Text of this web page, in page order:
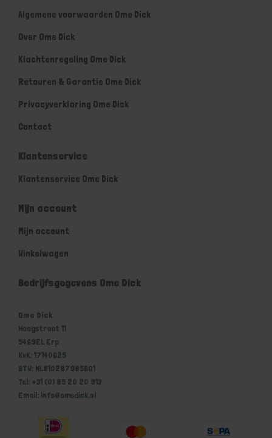
Algemene voorwaarden Ome Dick
Over Ome Dick
Klachtenregeling Ome Dick
Retouren & Garantie Ome Dick
Privacyverklaring Ome Dick
Contact
Klantenservice
Klantenservice Ome Dick
Mijn account
Mijn account
Winkelwagen
Bedrijfsgegevens Ome Dick
Ome Dick
Hoogstraat 11
5469EL Erp
KvK: 17140625
BTW: NL810287985B01
Tel: +31 (0) 85 20 20 913
Email: info@omedick.nl